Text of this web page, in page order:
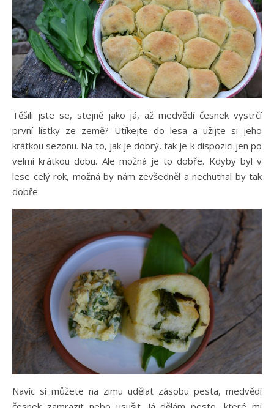
Těšili jste se, stejně jako já, až medvědí česnek vystrčí
první lístky ze země? Utíkejte do lesa a užijte si jeho
krátkou sezonu. Na to, jak je dobrý, tak je k dispozici jen po
velmi krátkou dobu. Ale možná je to dobře. Kdyby byl v
lese celý rok, možná by nám zevšedněl a nechutnal by tak
dobře.
Navíc si můžete na zimu udělat zásobu pesta, medvědí